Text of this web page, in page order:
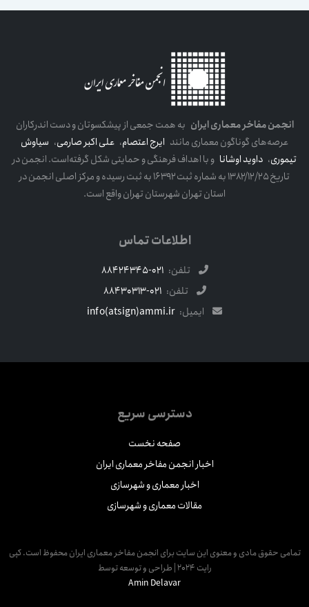
انجمن مفاخر معماری ایرانبه همت جمعی از پیشکسوتان و دست اندرکاران
عرصه‌های گوناگون معماری مانندایرج اعتصام،علی اکبر صارمی،سیاوش
تیموری،داوید اوشاناو با اهداف فرهنگی و حمایتی شکل گرفته‌است. انجمن در
تاریخ ۱۳۸۲/۱۲/۲۵ به شماره ثبت ۱۶۳۹۲ به ثبت رسیده و مرکز اصلی انجمن در
استان تهران شهرستان تهران واقع است.
اطلاعات تماس
تلفن: 021-88424345
تلفن: 021-88430313
ایمیل: info(atsign)ammi.ir
دسترسی سریع
صفحه نخست
اخبار انجمن مفاخر معماری ایران
اخبار معماری و شهرسازی
مقالات معماری و شهرسازی
حقوق مادی و معنوی این سایت برای انجمن مفاخر معماری ایران محفوظ است. کپی
رایت 2024 | طراحی و توسعه توسط
Amin Delavar